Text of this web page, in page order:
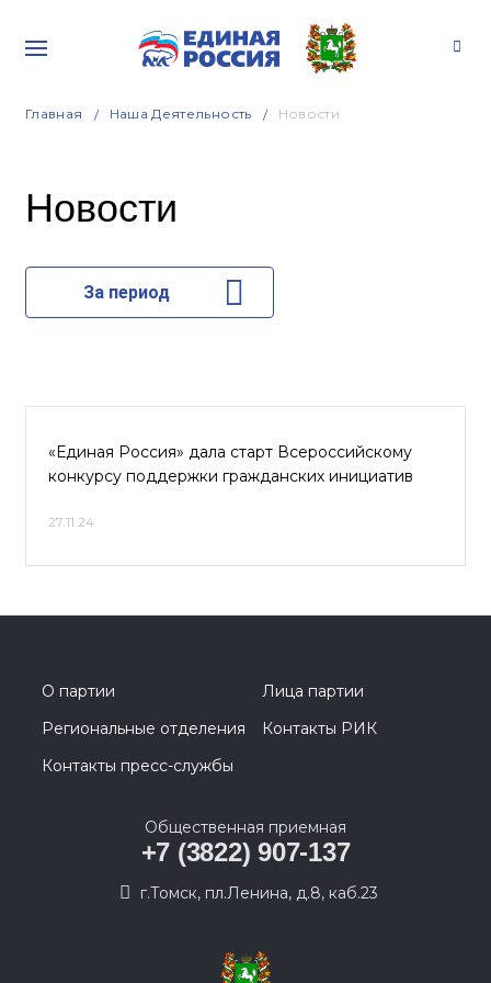
Главная Наша Деятельность Новости
Новости
За период
«Единая Россия» дала старт Всероссийскому
конкурсу поддержки гражданских инициатив
27.11.24
О партии
Лица партии
Региональные отделения
Контакты РИК
Контакты пресс-службы
Общественная приемная
+7 (3822) 907-137
г.Томск, пл.Ленина, д.8, каб.23